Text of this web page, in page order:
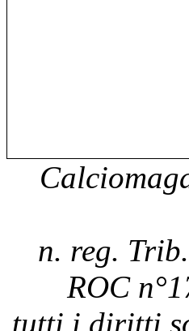
n. reg.
ROC
tutti i diritti